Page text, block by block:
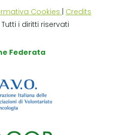
Cookies | Credits
i diritti riservati
Federata